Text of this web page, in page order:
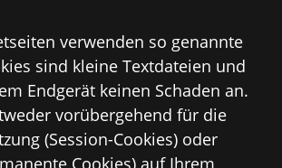
verwenden so genannte
sind kleine Textdateien und
Endgerät keinen Schaden an.
vorübergehend für die
(Session-Cookies) oder
Cookies) auf Ihrem